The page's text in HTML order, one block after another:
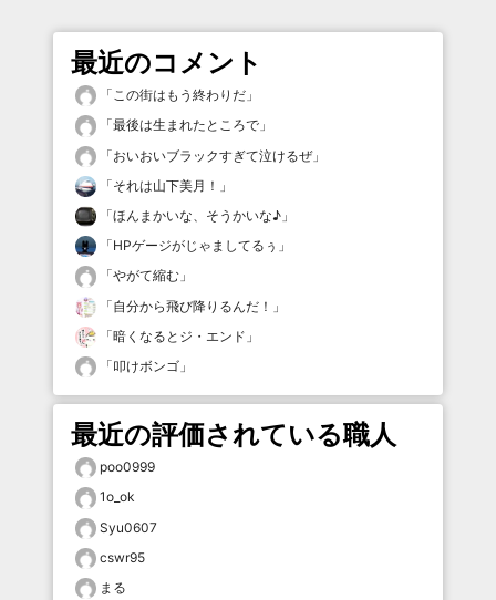
最近のコメント
「この街はもう終わりだ 」
「最後は生まれたところで 」
「おいおいブラックすぎて泣けるぜ」
「それは山下美月！ 」
「ほんまかいな、そうかいな♪ 」
「HPゲージがじゃましてるぅ 」
「やがて縮む 」
「自分から飛び降りるんだ！ 」
「暗くなるとジ・エンド 」
「叩けボンゴ 」
最近の評価されている職人
poo0999
1o_ok
Syu0607
cswr95
まる